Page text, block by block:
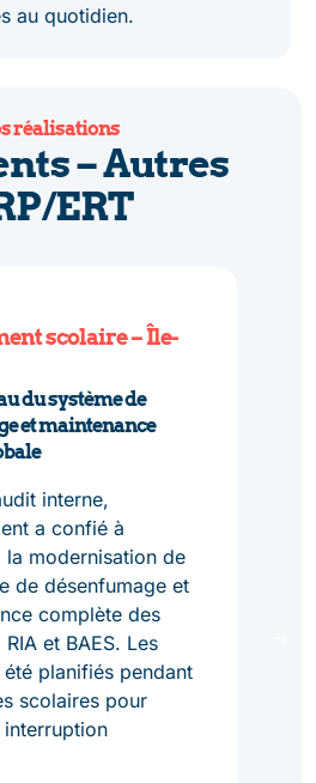
au quotidien.
réalisations
– Autres
ERT
scolaire – Île-
du système de
et maintenance
interne,
a confié à
la modernisation de
de désenfumage et
complète des
et BAES. Les
planifiés pendant
scolaires pour